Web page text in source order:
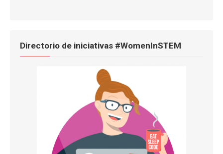
Directorio de iniciativas #WomenInSTEM